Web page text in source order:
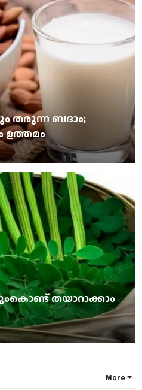
ബദാം;
ഉത്തമം
തയാറാക്കാം
More